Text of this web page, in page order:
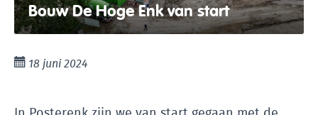
Bouw De Hoge Enk van start
18 juni 2024